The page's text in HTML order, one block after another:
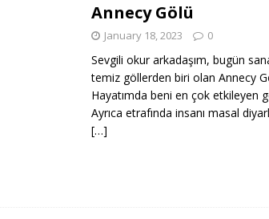
Annecy Gölü
January 18, 2023 0
Sevgili okur arkadaşım, bugün
temiz göllerden biri olan Annecy
Hayatımda beni en çok etkileyen
Ayrıca etrafında insanı masal
[…]